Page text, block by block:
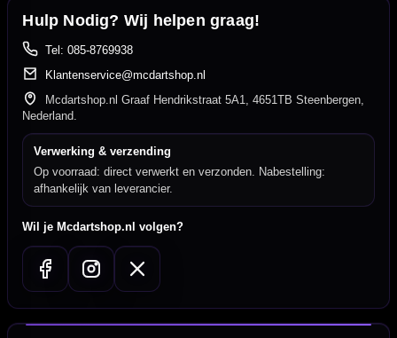
Hulp Nodig? Wij helpen graag!
Tel: 085-8769938
Klantenservice@mcdartshop.nl
Mcdartshop.nl Graaf Hendrikstraat 5A1, 4651TB Steenbergen,
Nederland.
Verwerking & verzending
Op voorraad: direct verwerkt en verzonden. Nabestelling:
afhankelijk van leverancier.
Wil je Mcdartshop.nl volgen?